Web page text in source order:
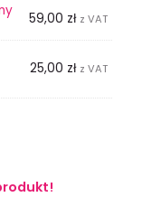
59,00 zł z VAT
25,00 zł z VAT